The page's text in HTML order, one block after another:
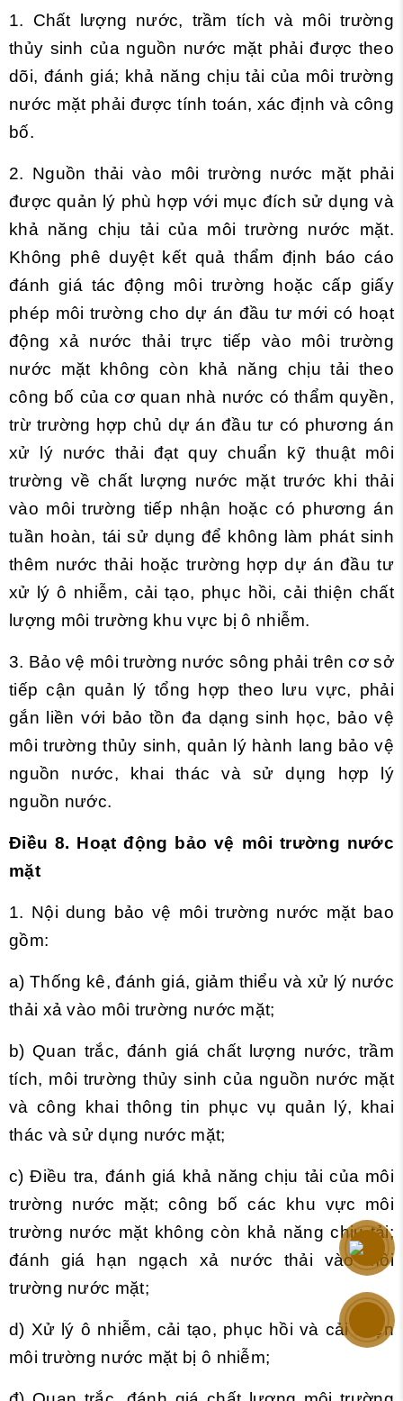
1. Chất lượng nước, trầm tích và môi trường
thủy sinh của nguồn nước mặt phải được theo
dõi, đánh giá; khả năng chịu tải của môi trường
nước mặt phải được tính toán, xác định và công
bố.
2. Nguồn thải vào môi trường nước mặt phải
được quản lý phù hợp với mục đích sử dụng và
khả năng chịu tải của môi trường nước mặt.
Không phê duyệt kết quả thẩm định báo cáo
đánh giá tác động môi trường hoặc cấp giấy
phép môi trường cho dự án đầu tư mới có hoạt
động xả nước thải trực tiếp vào môi trường
nước mặt không còn khả năng chịu tải theo
công bố của cơ quan nhà nước có thẩm quyền,
trừ trường hợp chủ dự án đầu tư có phương án
xử lý nước thải đạt quy chuẩn kỹ thuật môi
trường về chất lượng nước mặt trước khi thải
vào môi trường tiếp nhận hoặc có phương án
tuần hoàn, tái sử dụng để không làm phát sinh
thêm nước thải hoặc trường hợp dự án đầu tư
xử lý ô nhiễm, cải tạo, phục hồi, cải thiện chất
lượng môi trường khu vực bị ô nhiễm.
3. Bảo vệ môi trường nước sông phải trên cơ sở
tiếp cận quản lý tổng hợp theo lưu vực, phải
gắn liền với bảo tồn đa dạng sinh học, bảo vệ
môi trường thủy sinh, quản lý hành lang bảo vệ
nguồn nước, khai thác và sử dụng hợp lý
nguồn nước.
Điều 8. Hoạt động bảo vệ môi trường nước
mặt
1. Nội dung bảo vệ môi trường nước mặt bao
gồm:
a) Thống kê, đánh giá, giảm thiểu và xử lý nước
thải xả vào môi trường nước mặt;
b) Quan trắc, đánh giá chất lượng nước, trầm
tích, môi trường thủy sinh của nguồn nước mặt
và công khai thông tin phục vụ quản lý, khai
thác và sử dụng nước mặt;
c) Điều tra, đánh giá khả năng chịu tải của môi
trường nước mặt; công bố các khu vực môi
trường nước mặt không còn khả năng chịu tải;
đánh giá hạn ngạch xả nước thải vào môi
trường nước mặt;
d) Xử lý ô nhiễm, cải tạo, phục hồi và cải thiện
môi trường nước mặt bị ô nhiễm;